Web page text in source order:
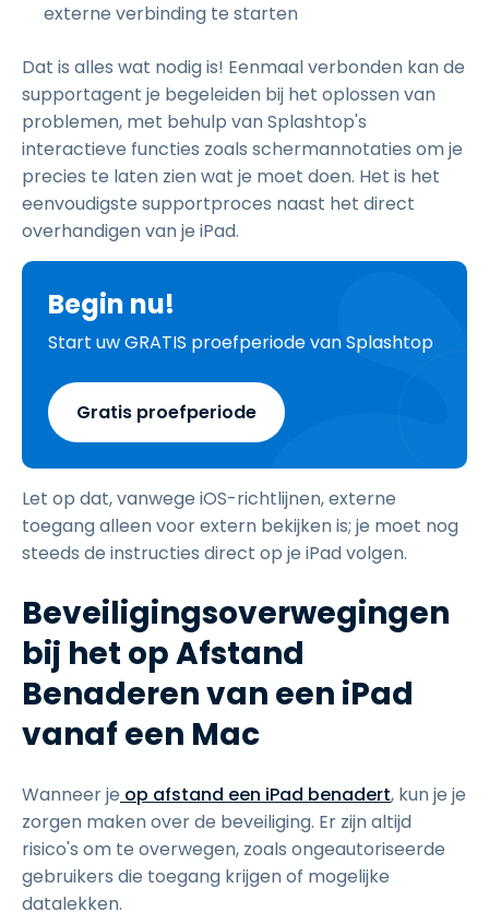
externe verbinding te starten
Dat is alles wat nodig is! Eenmaal verbonden kan de
supportagent je begeleiden bij het oplossen van
problemen, met behulp van Splashtop's
interactieve functies zoals schermannotaties om je
precies te laten zien wat je moet doen. Het is het
eenvoudigste supportproces naast het direct
overhandigen van je iPad.
Begin nu!
Start uw GRATIS proefperiode van Splashtop
Gratis proefperiode
Let op dat, vanwege iOS-richtlijnen, externe
toegang alleen voor extern bekijken is; je moet nog
steeds de instructies direct op je iPad volgen.
Beveiligingsoverwegingen
bij het op Afstand
Benaderen van een iPad
vanaf een Mac
Wanneer je op afstand een iPad benadert, kun je je
zorgen maken over de beveiliging. Er zijn altijd
risico's om te overwegen, zoals ongeautoriseerde
gebruikers die toegang krijgen of mogelijke
datalekken.